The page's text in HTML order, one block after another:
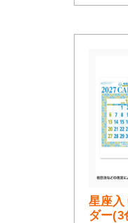
星座入
ダー(3